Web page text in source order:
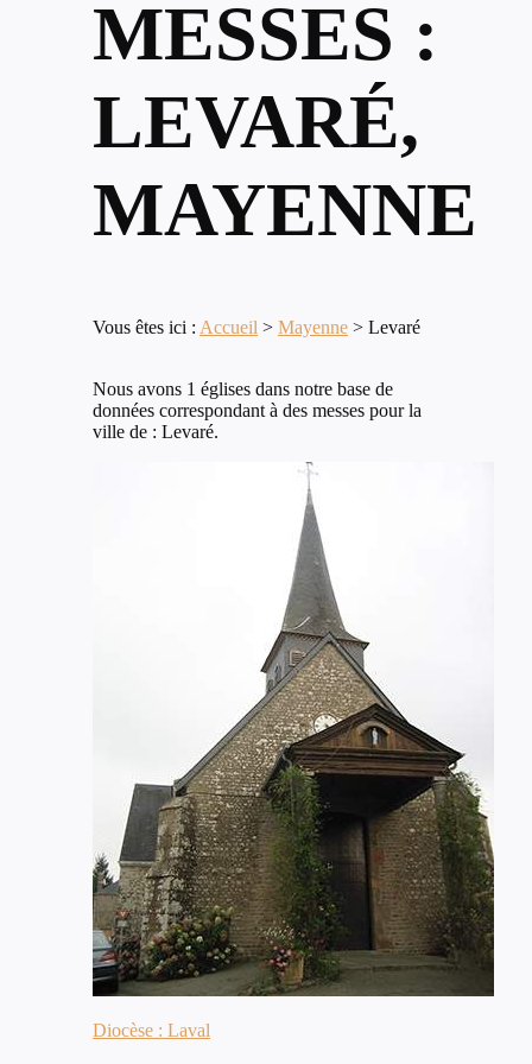
MESSES :
LEVARÉ,
MAYENNE
Vous êtes ici : Accueil > Mayenne > Levaré
Nous avons 1 églises dans notre base de
données correspondant à des messes pour la
ville de : Levaré.
Diocèse : Laval